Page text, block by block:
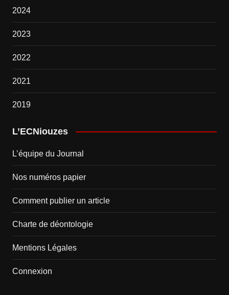
2024
2023
2022
2021
2019
L’ECNiouzes
L’équipe du Journal
Nos numéros papier
Comment publier un article
Charte de déontologie
Mentions Légales
Connexion